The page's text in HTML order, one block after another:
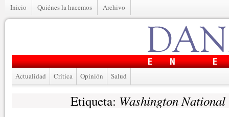
Inicio Quiénes la hacemos Archivo
Actualidad Crítica Opinión Salud
Etiqueta: Washington National